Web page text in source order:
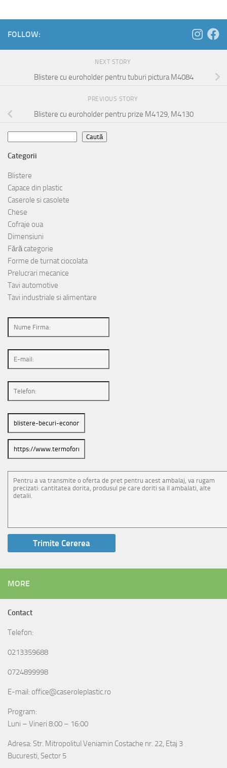
FOLLOW:
NEXT STORY
Blistere cu euroholder pentru tuburi pictura M4084
PREVIOUS STORY
Blistere cu euroholder pentru prize M4129, M4130
Caută
Categorii
Blistere
Capace din plastic
Caserole si casolete
Chese
Cofraje oua
Dimensiuni
Fără categorie
Forme de turnat ciocolata
Prelucrari mecanice
Tavi automotive
Tavi industriale si alimentare
MORE
Contact
Telefon:
0213359688
0724899998
E-mail: office@caseroleplastic.ro
Program:
Luni – Vineri 8:00 – 16:00
Adresa: Str. Mitropolitul Veniamin Costache nr. 22, Etaj 3
Bucuresti, Sector 5